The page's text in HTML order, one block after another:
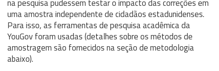
na pesquisa pudessem testar o impacto das correções em
uma amostra independente de cidadãos estadunidenses.
Para isso, as ferramentas de pesquisa acadêmica da
YouGov foram usadas (detalhes sobre os métodos de
amostragem são fornecidos na seção de metodologia
abaixo).